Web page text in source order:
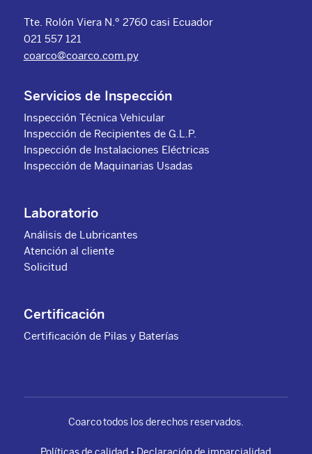
Tte. Rolón Viera N.º 2760 casi Ecuador
021 557 121
coarco@coarco.com.py
Servicios de Inspección
Inspección Técnica Vehicular
Inspección de Recipientes de G.L.P.
Inspección de Instalaciones Eléctricas
Inspección de Maquinarias Usadas
Laboratorio
Análisis de Lubricantes
Atención al cliente
Solicitud
Certificación
Certificación de Pilas y Baterías
Coarco todos los derechos reservados.
Políticas de calidad • Declaración de imparcialidad